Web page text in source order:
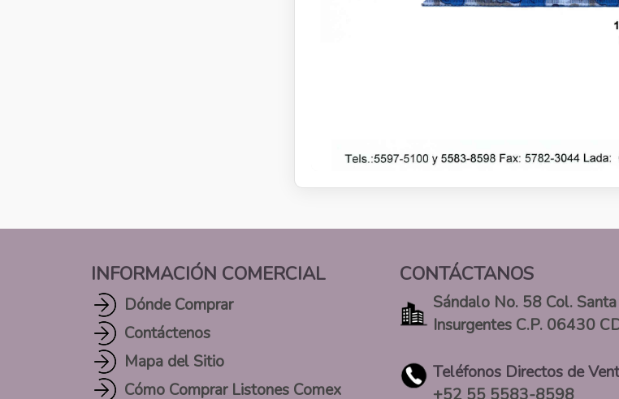
INFORMACIÓN COMERCIAL
Dónde Comprar
Contáctenos
Mapa del Sitio
Cómo Comprar Listones Comex
CONTÁCTANOS
Sándalo No. 58 Col.
Insurgentes C.P. 06430
Teléfonos Directos de
+52 55 5583-8598